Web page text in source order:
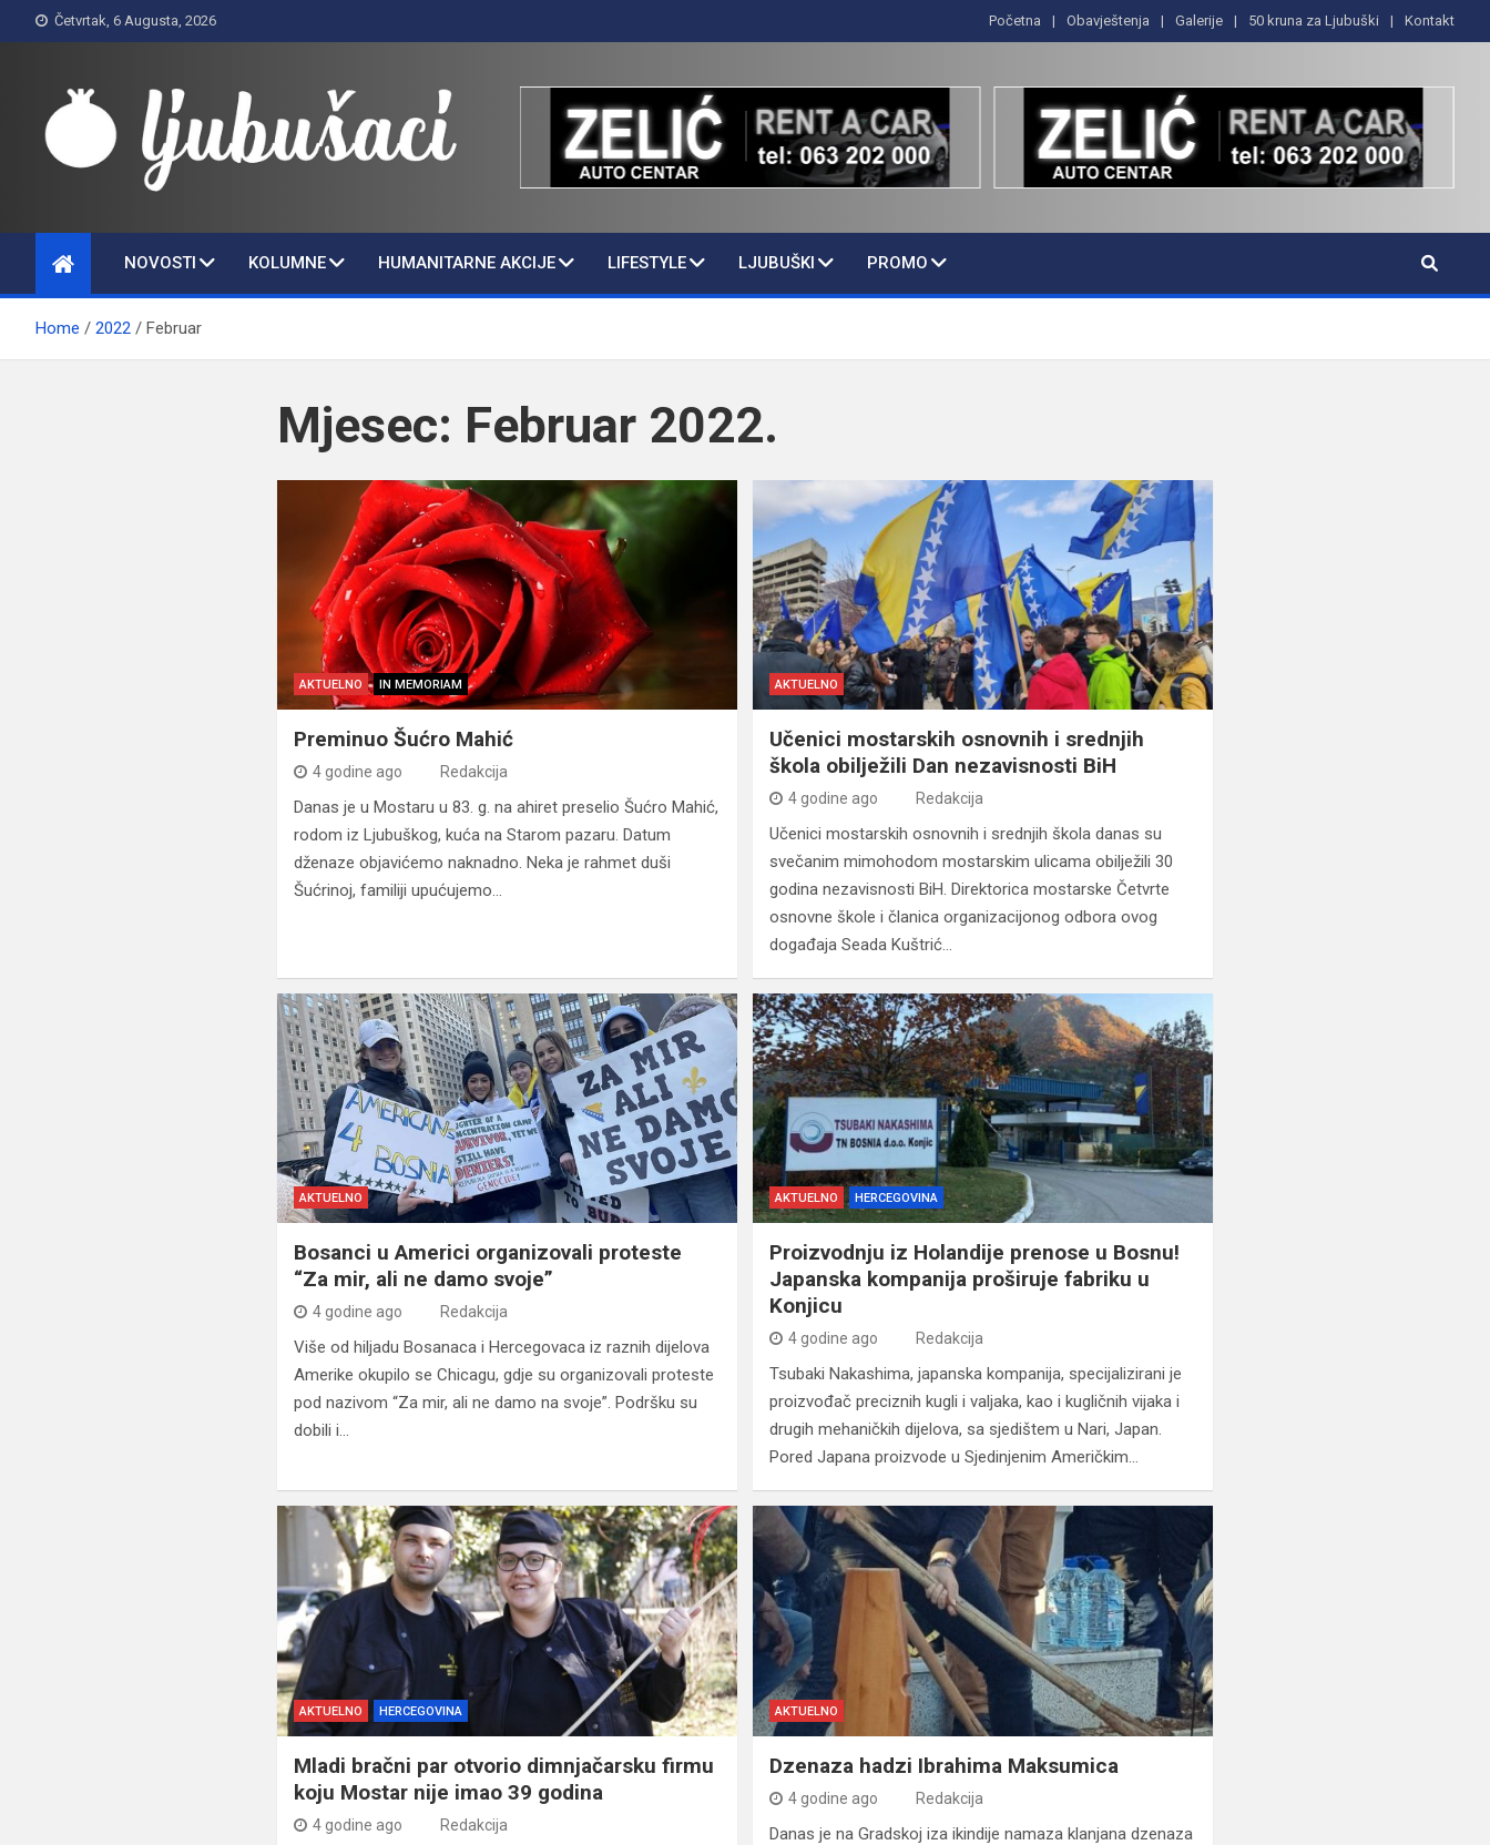
to
Četvrtak, 6 Augusta, 2026 Početna Obavještenja Galerije 50 kruna za Ljubuški Kontakt
Ljubušaci
NOVOSTI KOLUMNE HUMANITARNE AKCIJE LIFESTYLE LJUBUŠKI PROMO
Home 2022 Februar
Mjesec: Februar 2022.
AKTUELNO IN MEMORIAM
Preminuo Šućro Mahić
4 godine ago Redakcija
Danas je u Mostaru u 83. g. na ahiret preselio Šućro Mahić,
rodom iz Ljubuškog, kuća na Starom pazaru. Datum
dženaze objavićemo naknadno. Neka je rahmet duši
Šućrinoj, familiji upućujemo…
AKTUELNO
Učenici mostarskih osnovnih i srednjih
škola obilježili Dan nezavisnosti BiH
4 godine ago Redakcija
Učenici mostarskih osnovnih i srednjih škola danas su
svečanim mimohodom mostarskim ulicama obilježili 30
godina nezavisnosti BiH. Direktorica mostarske Četvrte
osnovne škole i članica organizacijonog odbora ovog
događaja Seada Kuštrić…
AKTUELNO
Bosanci u Americi organizovali proteste
“Za mir, ali ne damo svoje”
4 godine ago Redakcija
Više od hiljadu Bosanaca i Hercegovaca iz raznih dijelova
Amerike okupilo se Chicagu, gdje su organizovali proteste
pod nazivom “Za mir, ali ne damo na svoje”. Podršku su
dobili i…
AKTUELNO HERCEGOVINA
Proizvodnju iz Holandije prenose u Bosnu!
Japanska kompanija proširuje fabriku u
Konjicu
4 godine ago Redakcija
Tsubaki Nakashima, japanska kompanija, specijalizirani je
proizvođač preciznih kugli i valjaka, kao i kugličnih vijaka i
drugih mehaničkih dijelova, sa sjedištem u Nari, Japan.
Pored Japana proizvode u Sjedinjenim Američkim…
AKTUELNO HERCEGOVINA
Mladi bračni par otvorio dimnjačarsku firmu
koju Mostar nije imao 39 godina
4 godine ago Redakcija
AKTUELNO
Dzenaza hadzi Ibrahima Maksumica
4 godine ago Redakcija
Danas je na Gradskoj iza ikindije namaza klanjana dzenaza